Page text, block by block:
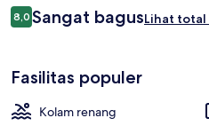
Ulasan
8,08,0 dari 10
Sangat bagusLihat total
Fasilitas populer
Kolam renang